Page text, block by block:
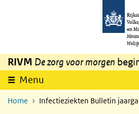
Overslaan en naar de inhoud gaan
en
RIVM De zorg voor morgen
Menu
Home Infectieziekten Bulletin